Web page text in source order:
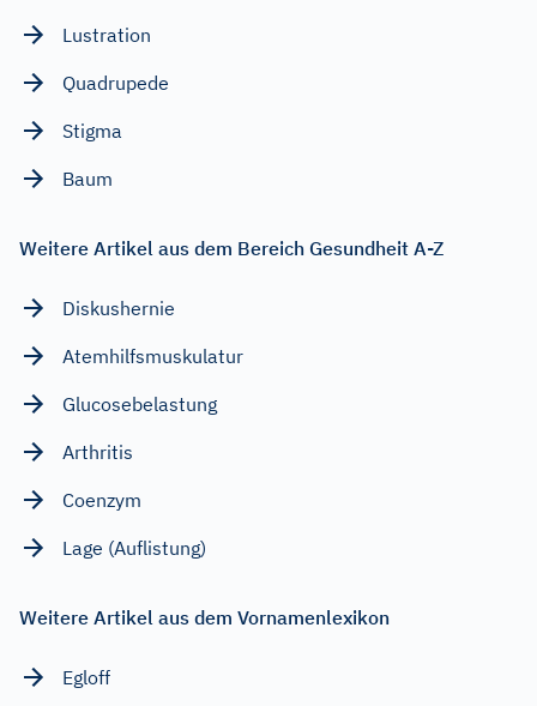
Lustration
Quadrupede
Stigma
Baum
Weitere Artikel aus dem Bereich Gesundheit A-Z
Diskushernie
Atemhilfsmuskulatur
Glucosebelastung
Arthritis
Coenzym
Lage (Auflistung)
Weitere Artikel aus dem Vornamenlexikon
Egloff